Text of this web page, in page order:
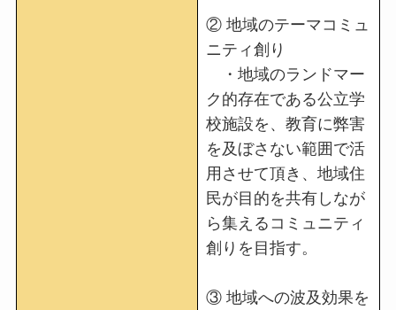
② 地域のテーマコミュ
ニティ創り
・地域のランドマー
ク的存在である公立学
校施設を、教育に弊害
を及ぼさない範囲で活
用させて頂き、地域住
民が目的を共有しなが
ら集えるコミュニティ
創りを目指す。
③ 地域への波及効果を